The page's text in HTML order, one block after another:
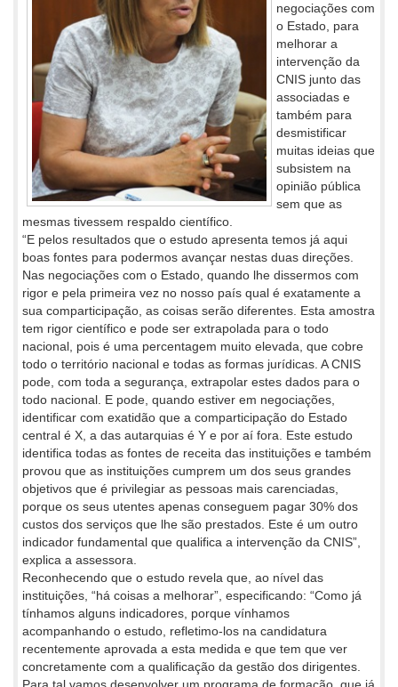
negociações com
o Estado, para
melhorar a
intervenção da
CNIS junto das
associadas e
também para
desmistificar
muitas ideias que
subsistem na
opinião pública
sem que as
mesmas tivessem respaldo científico.
“E pelos resultados que o estudo apresenta temos já aqui
boas fontes para podermos avançar nestas duas direções.
Nas negociações com o Estado, quando lhe dissermos com
rigor e pela primeira vez no nosso país qual é exatamente a
sua comparticipação, as coisas serão diferentes. Esta amostra
tem rigor científico e pode ser extrapolada para o todo
nacional, pois é uma percentagem muito elevada, que cobre
todo o território nacional e todas as formas jurídicas. A CNIS
pode, com toda a segurança, extrapolar estes dados para o
todo nacional. E pode, quando estiver em negociações,
identificar com exatidão que a comparticipação do Estado
central é X, a das autarquias é Y e por aí fora. Este estudo
identifica todas as fontes de receita das instituições e também
provou que as instituições cumprem um dos seus grandes
objetivos que é privilegiar as pessoas mais carenciadas,
porque os seus utentes apenas conseguem pagar 30% dos
custos dos serviços que lhe são prestados. Este é um outro
indicador fundamental que qualifica a intervenção da CNIS”,
explica a assessora.
Reconhecendo que o estudo revela que, ao nível das
instituições, “há coisas a melhorar”, especificando: “Como já
tínhamos alguns indicadores, porque vínhamos
acompanhando o estudo, refletimo-los na candidatura
recentemente aprovada a esta medida e que tem que ver
concretamente com a qualificação da gestão dos dirigentes.